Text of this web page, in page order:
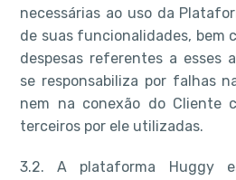
necessárias ao uso da
de suas funcionalidades, bem
despesas referentes a esses
se responsabiliza por falhas
nem na conexão do Cliente
terceiros por ele utilizadas.
3.2. A plataforma Huggy